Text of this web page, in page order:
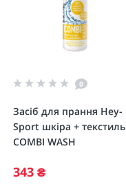
0
Засіб для прання Hey-
Sport шкіра + текстиль
COMBI WASH
343 ₴